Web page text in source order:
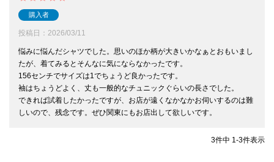
購入者
投稿日 2026/03/11
悩みに悩んだシャツでした。思いのほか柄が大きいかなぁとおもいまし
たが、着てみるとそんなに気にならなかったです。
156センチでサイズは1でちょうど良かったです。
袖はちょうどよく、丈も一般的なチュニックぐらいの長さでした。
できれば試着したかったですが、お店が遠くなかなかお伺いするのは難
しいので、残念です。ぜひ関東にもお店出して欲しいです。
3件中 1-3件表示